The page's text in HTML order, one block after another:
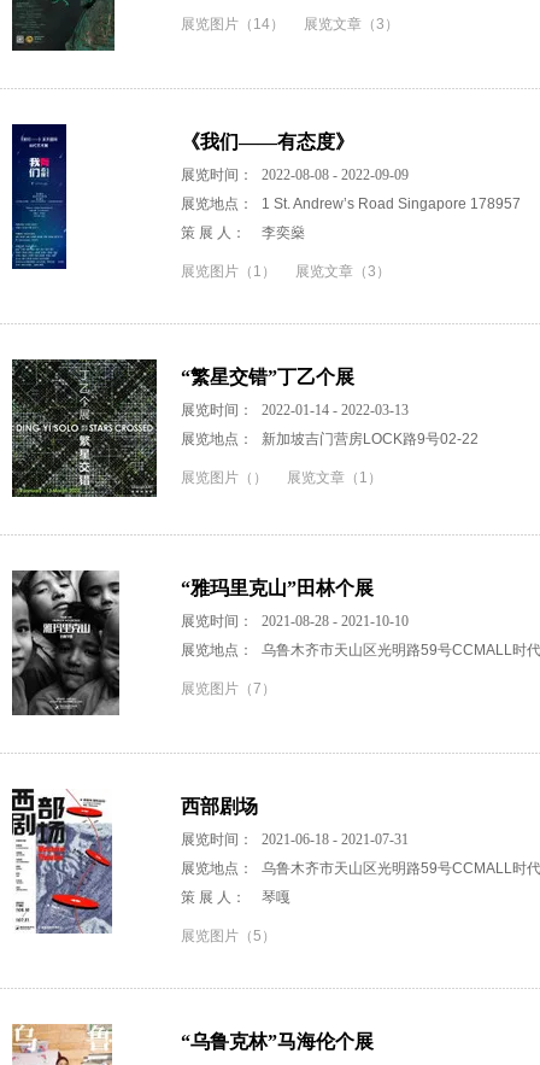
展览图片（14） 展览文章（3）
《我们——有态度》
展览时间：
2022-08-08 - 2022-09-09
展览地点：
1 St. Andrew’s Road Singapore 178957
策 展 人：
李奕燊
展览图片（1） 展览文章（3）
“繁星交错”丁乙个展
展览时间：
2022-01-14 - 2022-03-13
展览地点：
新加坡吉门营房LOCK路9号02-22
展览图片（） 展览文章（1）
“雅玛里克山”田林个展
展览时间：
2021-08-28 - 2021-10-10
展览地点：
乌鲁木齐市天山区光明路59号CCMALL时
展览图片（7）
西部剧场
展览时间：
2021-06-18 - 2021-07-31
展览地点：
乌鲁木齐市天山区光明路59号CCMALL时
策 展 人：
琴嘎
展览图片（5）
“乌鲁克林”马海伦个展